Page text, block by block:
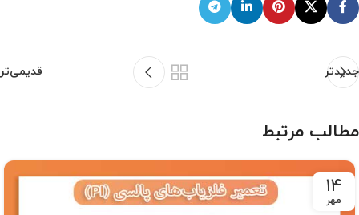
جدیدتر قدیمی‌تر
مطالب مرتبط
14
مهر